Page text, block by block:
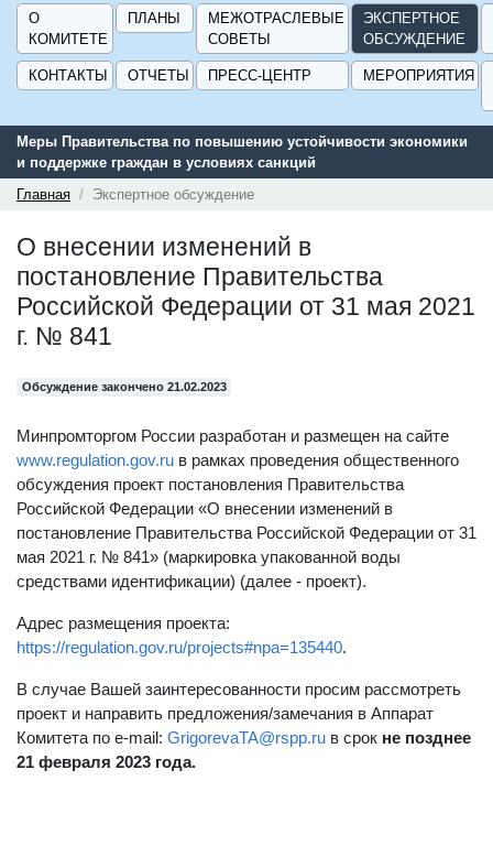
О
КОМИТЕТЕ
ПЛАНЫ
МЕЖОТРАСЛЕВЫЕ
СОВЕТЫ
ЭКСПЕРТНОЕ
ОБСУЖДЕНИЕ
КОНТАКТЫ ОТЧЕТЫ ПРЕСС-ЦЕНТР МЕРОПРИЯТИЯ
Меры Правительства по повышению устойчивости экономики
и поддержке граждан в условиях санкций
Главная
Экспертное обсуждение
О внесении изменений в
постановление Правительства
Российской Федерации от 31 мая 2021
г. № 841
Обсуждение закончено 21.02.2023
Минпромторгом России разработан и размещен на сайте
www.regulation.gov.ru в рамках проведения общественного
обсуждения проект постановления Правительства
Российской Федерации «О внесении изменений в
постановление Правительства Российской Федерации от 31
мая 2021 г. № 841» (маркировка упакованной воды
средствами идентификации) (далее - проект).
Адрес размещения проекта:
https://regulation.gov.ru/projects#npa=135440.
В случае Вашей заинтересованности просим рассмотреть
проект и направить предложения/замечания в Аппарат
Комитета по e-mail: GrigorevaTA@rspp.ru в срок не позднее
21 февраля 2023 года.